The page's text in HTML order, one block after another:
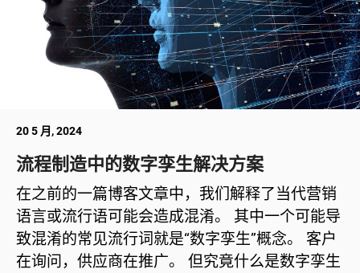
20 5 月, 2024
流程制造中的数字孪生解决方案
在之前的一篇博客文章中，我们解释了当代营销
语言或流行语可能会造成混淆。 其中一个可能导
致混淆的常见流行词就是“数字孪生”概念。 客户
在询问，供应商在推广。 但究竟什么是数字孪生